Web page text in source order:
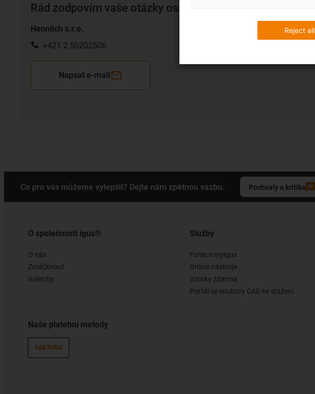
Rád zodpovím vaše otázky osobne
Hennlich s.r.o.
+421 2 50202506
Napsat e-mail
Co pro vás můžeme vylepšit? Dejte nám zpětnou vazbu. Pochvaly a kritika
O společnosti igus®
O nás
Zmáčknout
Veletrhy
Naše platební metody
FAKTURA
Služby
Funkce myigus
Online nástroje
Vzorky zdarma
Portál se soubory CAD ke stažení
Reject all